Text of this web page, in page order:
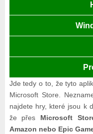
Jde tedy o to, že tyto
Microsoft Store.
najdete hry, které jsou k
že přes Microsoft
Amazon nebo Epic